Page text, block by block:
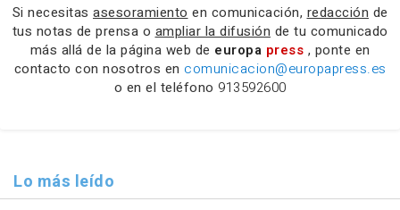
Si necesitas asesoramiento en comunicación, redacción de
tus notas de prensa o ampliar la difusión de tu comunicado
más allá de la página web de europa press , ponte en
contacto con nosotros en comunicacion@europapress.es
o en el teléfono 913592600
Lo más leído